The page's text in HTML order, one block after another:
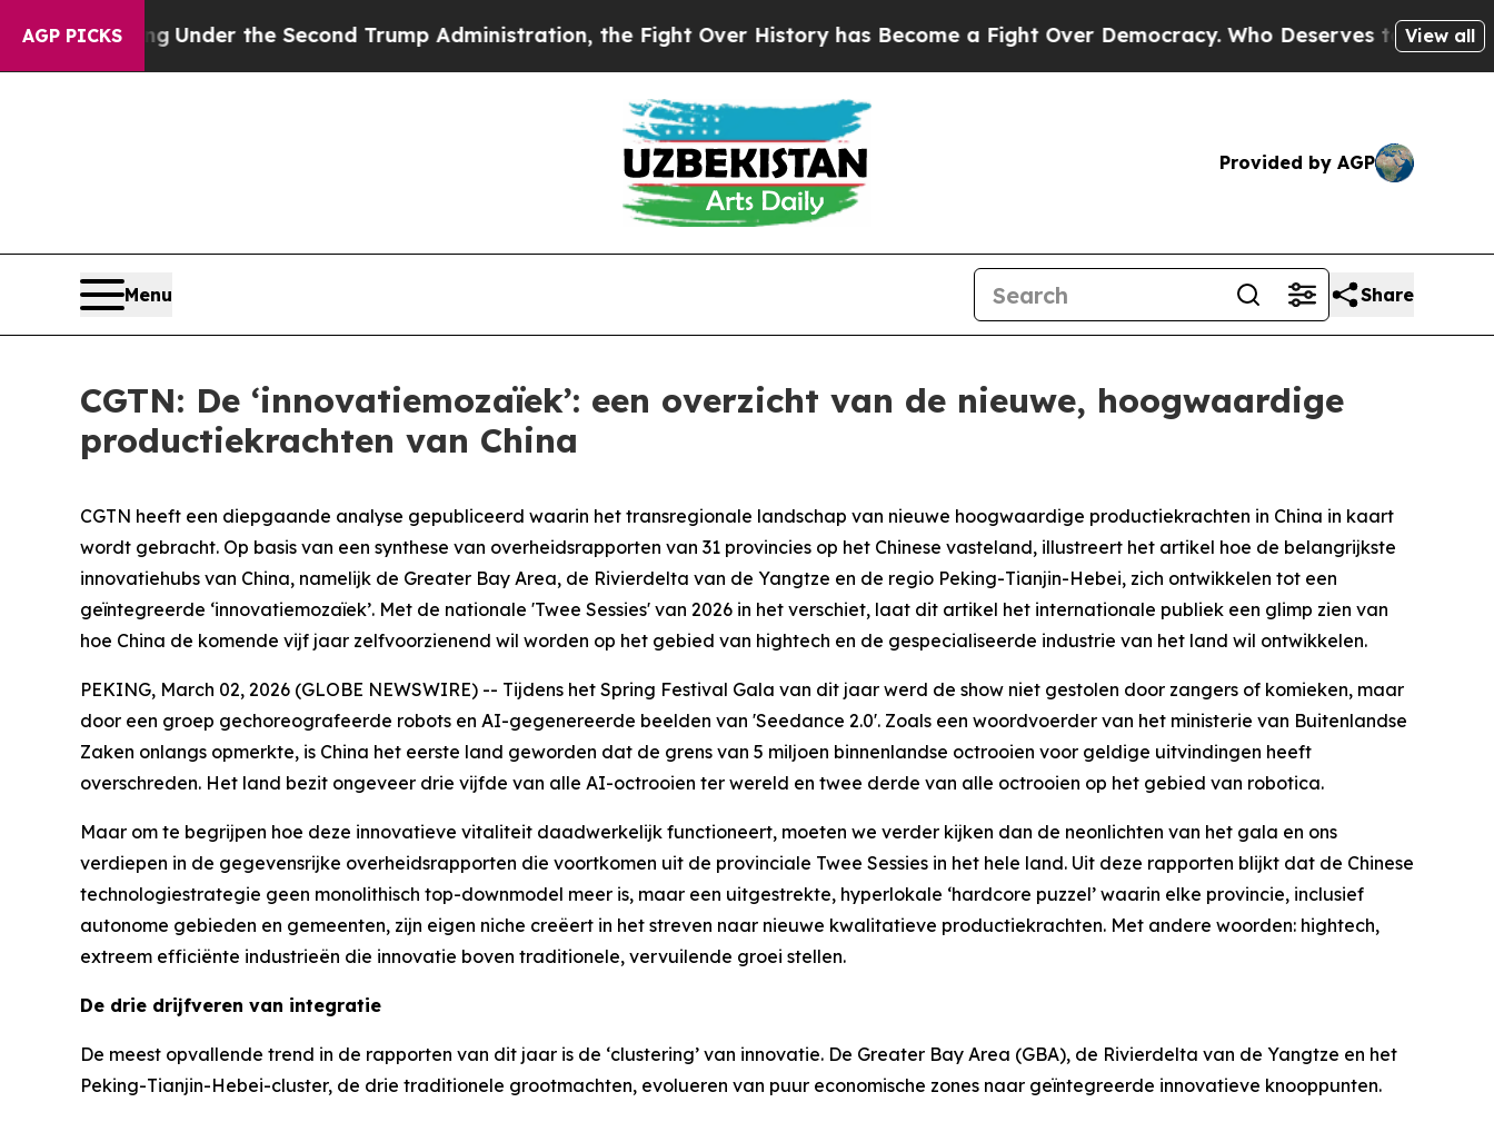
AGP PICKS
Under the Second Trump Administration, the Fight Over History has Become a Fight Over Democracy. Who Deserves to be Trusted With
View all
Provided by AGP
Menu Share
CGTN: De ‘innovatiemozaïek’: een overzicht van de nieuwe, hoogwaardige
productiekrachten van China
CGTN heeft een diepgaande analyse gepubliceerd waarin het transregionale landschap van nieuwe hoogwaardige productiekrachten in China in kaart
wordt gebracht. Op basis van een synthese van overheidsrapporten van 31 provincies op het Chinese vasteland, illustreert het artikel hoe de belangrijkste
innovatiehubs van China, namelijk de Greater Bay Area, de Rivierdelta van de Yangtze en de regio Peking-Tianjin-Hebei, zich ontwikkelen tot een
geïntegreerde ‘innovatiemozaïek’. Met de nationale 'Twee Sessies' van 2026 in het verschiet, laat dit artikel het internationale publiek een glimp zien van
hoe China de komende vijf jaar zelfvoorzienend wil worden op het gebied van hightech en de gespecialiseerde industrie van het land wil ontwikkelen.
PEKING, March 02, 2026 (GLOBE NEWSWIRE) -- Tijdens het Spring Festival Gala van dit jaar werd de show niet gestolen door zangers of komieken, maar
door een groep gechoreografeerde robots en AI-gegenereerde beelden van 'Seedance 2.0'. Zoals een woordvoerder van het ministerie van Buitenlandse
Zaken onlangs opmerkte, is China het eerste land geworden dat de grens van 5 miljoen binnenlandse octrooien voor geldige uitvindingen heeft
overschreden. Het land bezit ongeveer drie vijfde van alle AI-octrooien ter wereld en twee derde van alle octrooien op het gebied van robotica.
Maar om te begrijpen hoe deze innovatieve vitaliteit daadwerkelijk functioneert, moeten we verder kijken dan de neonlichten van het gala en ons
verdiepen in de gegevensrijke overheidsrapporten die voortkomen uit de provinciale Twee Sessies in het hele land. Uit deze rapporten blijkt dat de Chinese
technologiestrategie geen monolithisch top-downmodel meer is, maar een uitgestrekte, hyperlokale ‘hardcore puzzel’ waarin elke provincie, inclusief
autonome gebieden en gemeenten, zijn eigen niche creëert in het streven naar nieuwe kwalitatieve productiekrachten. Met andere woorden: hightech,
extreem efficiënte industrieën die innovatie boven traditionele, vervuilende groei stellen.
De drie drijfveren van integratie
De meest opvallende trend in de rapporten van dit jaar is de ‘clustering’ van innovatie. De Greater Bay Area (GBA), de Rivierdelta van de Yangtze en het
Peking-Tianjin-Hebei-cluster, de drie traditionele grootmachten, evolueren van puur economische zones naar geïntegreerde innovatieve knooppunten.